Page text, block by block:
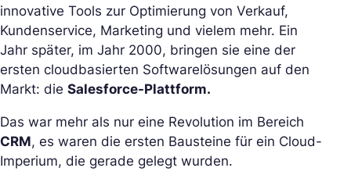
innovative Tools zur Optimierung von Verkauf,
Kundenservice, Marketing und vielem mehr. Ein
Jahr später, im Jahr 2000, bringen sie eine der
ersten cloudbasierten Softwarelösungen auf den
Markt: die Salesforce-Plattform.
Das war mehr als nur eine Revolution im Bereich
CRM, es waren die ersten Bausteine für ein Cloud-
Imperium, die gerade gelegt wurden.